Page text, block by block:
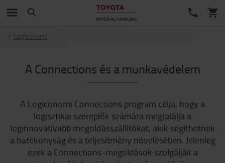
Logiconomi
A Connections és a munkavédelem
A Logiconomi Connections program célja, hogy a
logisztikai szereplők számára megtalálja a
leginnovatívabb megoldásszállítókat, akik segíthetnek
a hatékonyság és a teljesítmény növelésében. Jelenleg
ezek a Connections-megoldások szolgálják a